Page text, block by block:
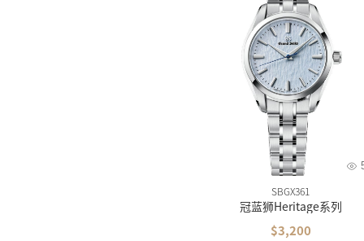
美度
卡
SBGX361
冠蓝狮Heritage系列
$3,200